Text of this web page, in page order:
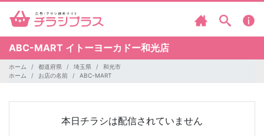
ABC-MART イトーヨーカドー和光店
ホーム 都道府県 埼玉県
和光市
ホーム
お店の名前 ABC-MART
本日チラシは配信されていません